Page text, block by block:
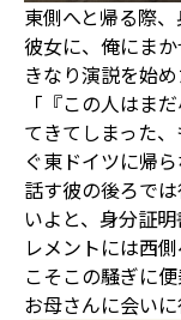
東側へと帰る際
彼女に、俺にま
きなり演説を始め
「『この人はま
てきてしまった
ぐ東ドイツに帰
話す彼の後ろで
いよと、身分証
レメントには西
こそこの騒ぎに
お母さんに会いに